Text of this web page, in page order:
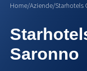
Home/Aziende/Starhotels
Saronno